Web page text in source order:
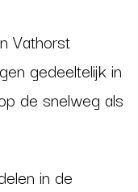
Vathorst
gedeeltelijk in
de snelweg als
in de